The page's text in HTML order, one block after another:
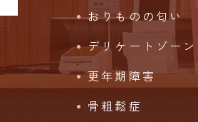
おりものの匂い
デリケートゾー
更年期障害
骨粗鬆症